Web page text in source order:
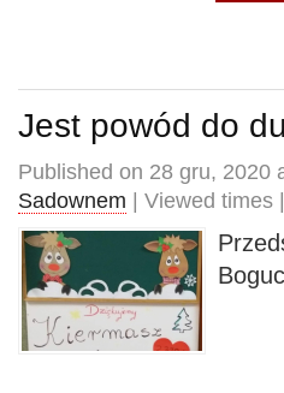
Jest powód do
Published on 28 gru, 2020
Sadownem | Viewed times |